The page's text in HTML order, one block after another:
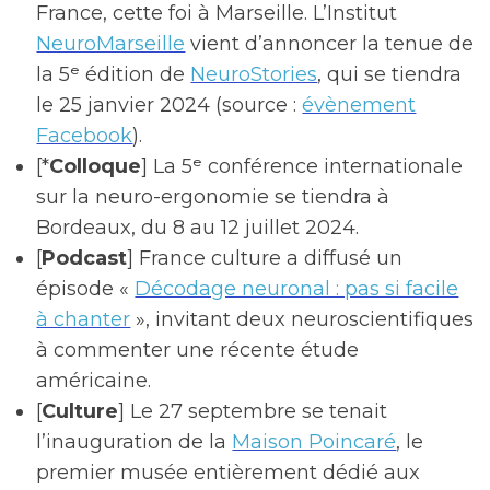
France, cette foi à Marseille. L’Institut
NeuroMarseille vient d’annoncer la tenue de
la 5ᵉ édition de NeuroStories, qui se tiendra
le 25 janvier 2024 (source :évènement
Facebook).
[*Colloque] La 5ᵉ conférence internationale
sur la neuro-ergonomie se tiendra à
Bordeaux, du 8 au 12 juillet 2024.
[Podcast] France culture a diffusé un
épisode « Décodage neuronal : pas si facile
à chanter », invitant deux neuroscientifiques
à commenter une récente étude
américaine.
[Culture] Le 27 septembre se tenait
l’inauguration de la Maison Poincaré, le
premier musée entièrement dédié aux